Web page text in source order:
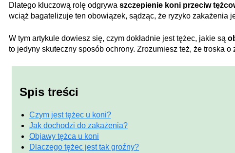
Dlatego kluczową rolę odgrywa szczepienie koni przeciw
wciąż bagatelizuje ten obowiązek, sądząc, że ryzyko zakażenia
W tym artykule dowiesz się, czym dokładnie jest tężec, jakie są
to jedyny skuteczny sposób ochrony. Zrozumiesz też, że troska
Spis treści
Czym jest tężec u koni?
Jak dochodzi do zakażenia?
Objawy tężca u koni
Dlaczego tężec jest tak groźny?